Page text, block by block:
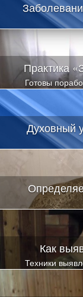
Практика
Готовы
Духовный
Как
Техники